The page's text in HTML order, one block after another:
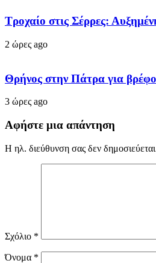
Τροχαίο στις Σέρρες:
2 ώρες ago
Θρήνος στην Πάτρα για
3 ώρες ago
Αφήστε μια απάντηση
Η ηλ. διεύθυνση σας δεν
Σχόλιο *
Όνομα *